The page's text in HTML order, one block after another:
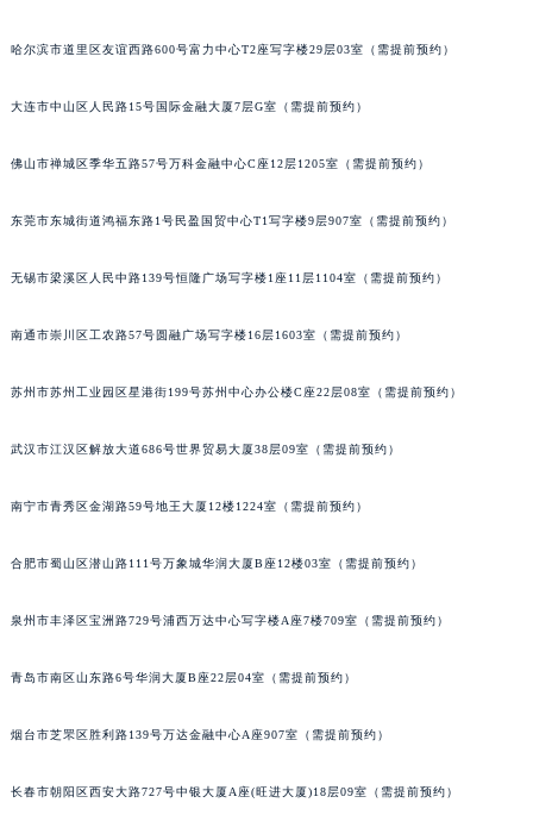
哈尔滨市道里区友谊西路600号富力中心T2座写字楼29层03室（需提前预约）
大连市中山区人民路15号国际金融大厦7层G室（需提前预约）
佛山市禅城区季华五路57号万科金融中心C座12层1205室（需提前预约）
东莞市东城街道鸿福东路1号民盈国贸中心T1写字楼9层907室（需提前预约）
无锡市梁溪区人民中路139号恒隆广场写字楼1座11层1104室（需提前预约）
南通市崇川区工农路57号圆融广场写字楼16层1603室（需提前预约）
苏州市苏州工业园区星港街199号苏州中心办公楼C座22层08室（需提前预约）
武汉市江汉区解放大道686号世界贸易大厦38层09室（需提前预约）
南宁市青秀区金湖路59号地王大厦12楼1224室（需提前预约）
合肥市蜀山区潜山路111号万象城华润大厦B座12楼03室（需提前预约）
泉州市丰泽区宝洲路729号浦西万达中心写字楼A座7楼709室（需提前预约）
青岛市南区山东路6号华润大厦B座22层04室（需提前预约）
烟台市芝罘区胜利路139号万达金融中心A座907室（需提前预约）
长春市朝阳区西安大路727号中银大厦A座(旺进大厦)18层09室（需提前预约）